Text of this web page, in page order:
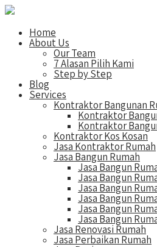
Home
About Us
Our Team
7 Alasan Pilih Kami
Step by Step
Blog
Services
Kontraktor Bangunan
Kontraktor
Kontraktor
Kontraktor Kos Kosan
Jasa Kontraktor Rumah
Jasa Bangun Rumah
Jasa Bangun
Jasa Bangun
Jasa Bangun
Jasa Bangun
Jasa Bangun
Jasa Bangun
Jasa Renovasi Rumah
Jasa Perbaikan Rumah